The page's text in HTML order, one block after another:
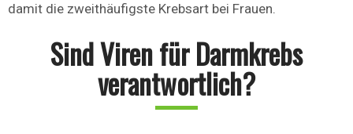
damit die zweithäufigste Krebsart bei Frauen.
Sind Viren für Darmkrebs
verantwortlich?